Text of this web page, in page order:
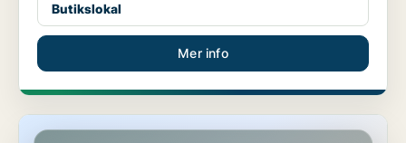
Butikslokal
Mer info
Butikslokal på Östermalm